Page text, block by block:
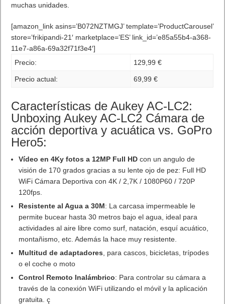
muchas unidades.
[amazon_link asins=’B072NZTMGJ’ template=’ProductCarousel’
store=’frikipandi-21′ marketplace=’ES’ link_id=’e85a55b4-a368-
11e7-a86a-69a32f71f3e4′]
Precio:
129,99 €
Precio actual: 69,99 €
Características de Aukey AC-LC2:
Unboxing Aukey AC-LC2 Cámara de
acción deportiva y acuática vs. GoPro
Hero5:
Vídeo en 4Ky fotos a 12MP Full HD con un angulo de
visión de 170 grados gracias a su lente ojo de pez: Full HD
WiFi Cámara Deportiva con 4K / 2,7K / 1080P60 / 720P
120fps.
Resistente al Agua a 30M: La carcasa impermeable le
permite bucear hasta 30 metros bajo el agua, ideal para
actividades al aire libre como surf, natación, esquí acuático,
montañismo, etc. Además la hace muy resistente.
Multitud de adaptadores , para cascos, bicicletas, trípodes
o el coche o moto
Control Remoto Inalámbrico: Para controlar su cámara a
través de la conexión WiFi utilizando el móvil y la aplicación
gratuita. ç